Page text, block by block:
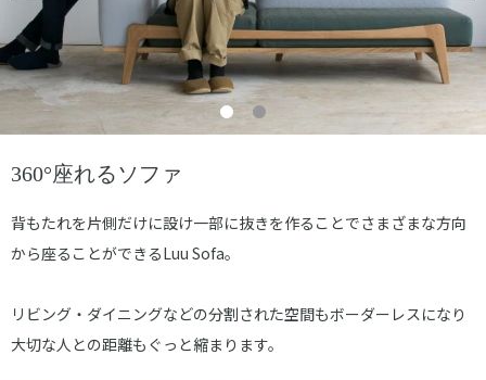
360°座れるソファ
背もたれを片側だけに設け一部に抜きを作ることでさまざまな方向
から座ることができるLuu Sofa。
リビング・ダイニングなどの分割された空間もボーダーレスになり
大切な人との距離もぐっと縮まります。